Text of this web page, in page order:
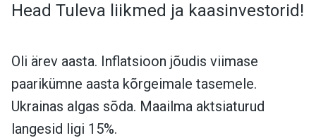
Head Tuleva liikmed ja kaasinvestorid!
Oli ärev aasta. Inflatsioon jõudis viimase
paarikümne aasta kõrgeimale tasemele.
Ukrainas algas sõda. Maailma aktsiaturud
langesid ligi 15%.